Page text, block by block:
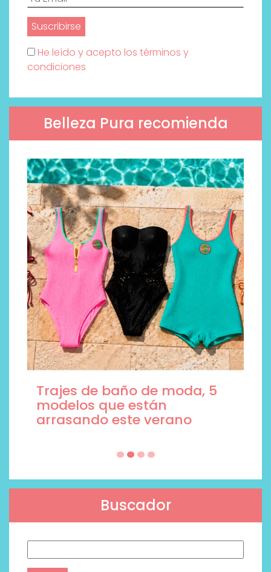
He leído y acepto los términos y
condiciones
Belleza Pura recomienda
Trajes de baño de moda, 5
modelos que están
arrasando este verano
Buscador